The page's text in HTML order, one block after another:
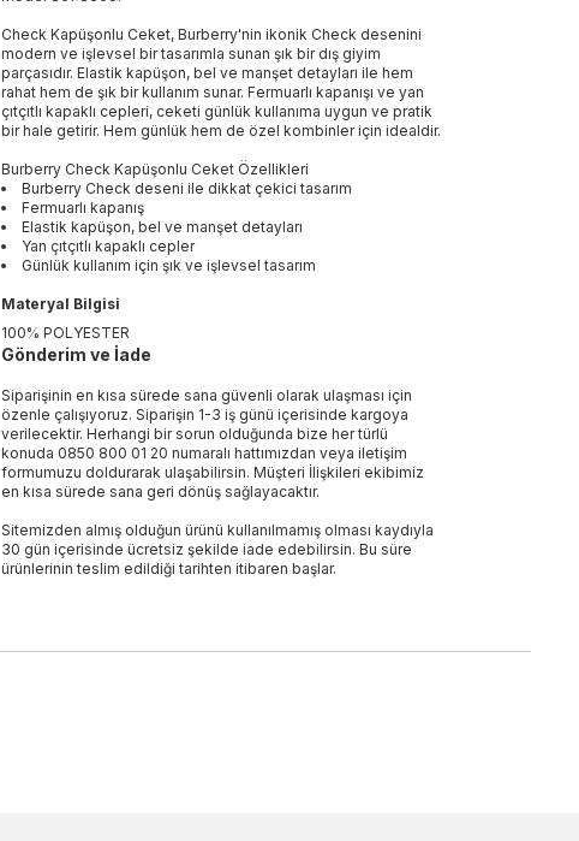
Check Kapüşonlu Ceket, Burberry'nin ikonik Check desenini
modern ve işlevsel bir tasarımla sunan şık bir dış giyim
parçasıdır. Elastik kapüşon, bel ve manşet detayları ile hem
rahat hem de şık bir kullanım sunar. Fermuarlı kapanışı ve yan
çıtçıtlı kapaklı cepleri, ceketi günlük kullanıma uygun ve pratik
bir hale getirir. Hem günlük hem de özel kombinler için idealdir.
Burberry Check Kapüşonlu Ceket Özellikleri
Burberry Check deseni ile dikkat çekici tasarım
Fermuarlı kapanış
Elastik kapüşon, bel ve manşet detayları
Yan çıtçıtlı kapaklı cepler
Günlük kullanım için şık ve işlevsel tasarım
Materyal Bilgisi
100% POLYESTER
Gönderim ve İade
Siparişinin en kısa sürede sana güvenli olarak ulaşması için
özenle çalışıyoruz. Siparişin 1-3 iş günü içerisinde kargoya
verilecektir. Herhangi bir sorun olduğunda bize her türlü
konuda 0850 800 01 20 numaralı hattımızdan veya iletişim
formumuzu doldurarak ulaşabilirsin. Müşteri İlişkileri ekibimiz
en kısa sürede sana geri dönüş sağlayacaktır.
Sitemizden almış olduğun ürünü kullanılmamış olması kaydıyla
30 gün içerisinde ücretsiz şekilde iade edebilirsin. Bu süre
ürünlerinin teslim edildiği tarihten itibaren başlar.